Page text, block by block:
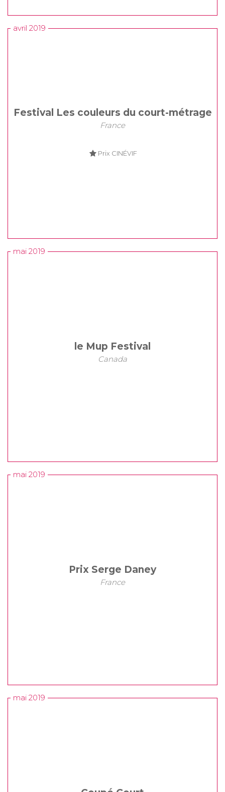
avril 2019
Festival Les couleurs du court-métrage
France
Prix CINÉVIF
mai 2019
le Mup Festival
Canada
mai 2019
Prix Serge Daney
France
mai 2019